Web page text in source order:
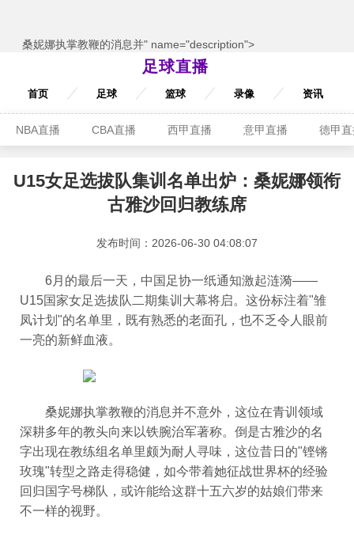
桑妮娜执掌教鞭的消息并" name="description">
足球直播
首页 足球 篮球 录像 资讯
NBA直播 CBA直播 西甲直播 意甲直播 德甲
U15女足选拔队集训名单出炉：桑妮娜领衔
古雅沙回归教练席
发布时间：2026-06-30 04:08:07
6月的最后一天，中国足协一纸通知激起涟漪——
U15国家女足选拔队二期集训大幕将启。这份标注着"雏
凤计划"的名单里，既有熟悉的老面孔，也不乏令人眼前
一亮的新鲜血液。
桑妮娜执掌教鞭的消息并不意外，这位在青训领域
深耕多年的教头向来以铁腕治军著称。倒是古雅沙的名
字出现在教练组名单里颇为耐人寻味，这位昔日的"铿锵
玫瑰"转型之路走得稳健，如今带着她征战世界杯的经验
回归国字号梯队，或许能给这群十五六岁的姑娘们带来
不一样的视野。